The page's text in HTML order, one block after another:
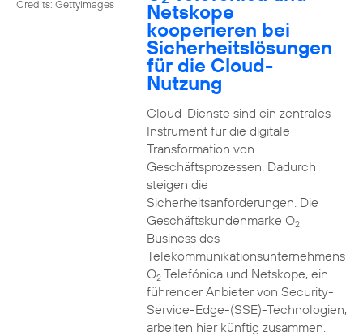
Credits: Gettyimages Netskope
kooperieren bei
Sicherheitslösungen
für die Cloud-
Nutzung
Cloud-Dienste sind ein zentrales
Instrument für die digitale
Transformation von
Geschäftsprozessen. Dadurch
steigen die
Sicherheitsanforderungen. Die
Geschäftskundenmarke O2
Business des
Telekommunikationsunternehmens
O2Telefónica und Netskope, ein
führender Anbieter von Security-
Service-Edge-(SSE)-Technologien,
arbeiten hier künftig zusammen.